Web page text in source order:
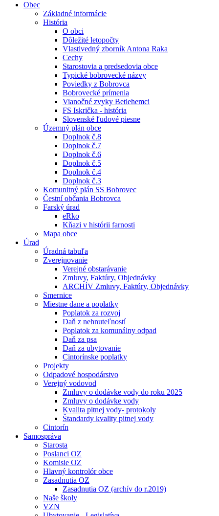
Obec
Základné informácie
História
O obci
Dôležité letopočty
Vlastivedný zborník Antona Raka
Cechy
Starostovia a predsedovia obce
Typické bobrovecké názvy
Poviedky z Bobrovca
Bobrovecké prímenia
Vianočné zvyky Betlehemci
FS Iskrička - história
Slovenské ľudové piesne
Územný plán obce
Doplnok č.8
Doplnok č.7
Doplnok č.6
Doplnok č.5
Doplnok č.4
Doplnok č.3
Komunitný plán SS Bobrovec
Čestní občania Bobrovca
Farský úrad
eRko
Kňazi v histórii farnosti
Mapa obce
Úrad
Úradná tabuľa
Zverejnovanie
Verejné obstarávanie
Zmluvy, Faktúry, Objednávky
ARCHÍV Zmluvy, Faktúry, Objednávky
Smernice
Miestne dane a poplatky
Poplatok za rozvoj
Daň z nehnuteľností
Poplatok za komunálny odpad
Daň za psa
Daň za ubytovanie
Cintorínske poplatky
Projekty
Odpadové hospodárstvo
Verejný vodovod
Zmluvy o dodávke vody do roku 2025
Zmluvy o dodávke vody
Kvalita pitnej vody- protokoly
Štandardy kvality pitnej vody
Cintorín
Samospráva
Starosta
Poslanci OZ
Komisie OZ
Hlavný kontrolór obce
Zasadnutia OZ
Zasadnutia OZ (archív do r.2019)
Naše školy
VZN